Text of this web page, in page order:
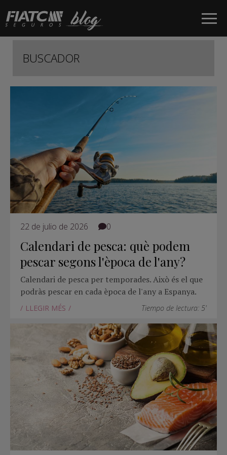
Salta al contingut principal
BUSCADOR
22 de julio de 2026 0
Calendari de pesca: què podem
pescar segons l'època de l'any?
Calendari de pesca per temporades. Això és el que
podràs pescar en cada època de l'any a Espanya.
LLEGIR MÉS Tiempo de lectura: 5'